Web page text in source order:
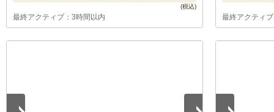
最終アクティブ：3時間以内 最終アクティ